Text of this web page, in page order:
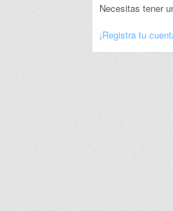
Necesitas tener
¡Registra tu